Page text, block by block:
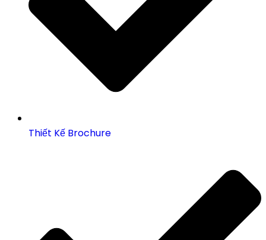
Thiết Kế Brochure